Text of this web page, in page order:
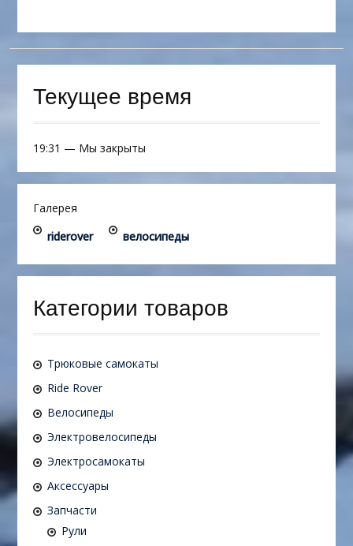
Текущее время
19:31 — Мы закрыты
Галерея
riderover
велосипеды
Категории товаров
Трюковые самокаты
Ride Rover
Велосипеды
Электровелосипеды
Электросамокаты
Аксессуары
Запчасти
Рули